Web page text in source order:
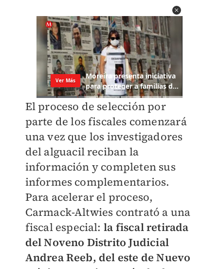
El proceso de selección por
parte de los fiscales comenzará
una vez que los investigadores
del alguacil reciban la
información y completen sus
informes complementarios.
Para acelerar el proceso,
Carmack-Altwies contrató a una
fiscal especial: la fiscal retirada
del Noveno Distrito Judicial
Andrea Reeb, del este de Nuevo